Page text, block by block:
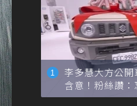
李多慧大方公
含意！粉絲讚
忙找車